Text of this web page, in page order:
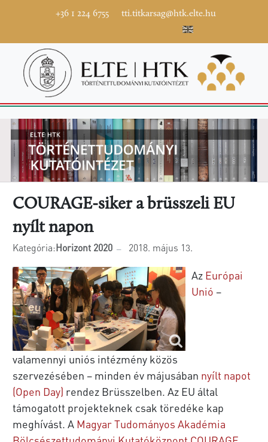
+36 1 224 6755 tti.titkarsag@htk.elte.hu
COURAGE-siker a brüsszeli EU
nyílt napon
Kategória:Horizont 2020 2018. május 13.
Az Európai
Unió –
valamennyi uniós intézmény közös
szervezésében – minden év májusában nyílt napot
(Open Day) rendez Brüsszelben. Az EU által
támogatott projekteknek csak töredéke kap
meghívást. A Magyar Tudományos Akadémia